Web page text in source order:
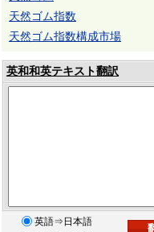
天然ゴム指数
天然ゴム指数構成市場
英和和英テキスト翻訳
英語⇒日本語